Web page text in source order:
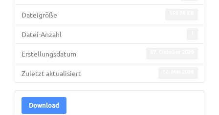
Dateigröße
Datei-Anzahl
Erstellungsdatum
Zuletzt aktualisiert
Download